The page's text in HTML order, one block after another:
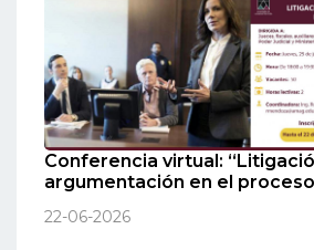
Conferencia virtual:
argumentación en el
22-06-2026